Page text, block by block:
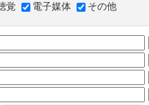
覚 電子媒体 その他